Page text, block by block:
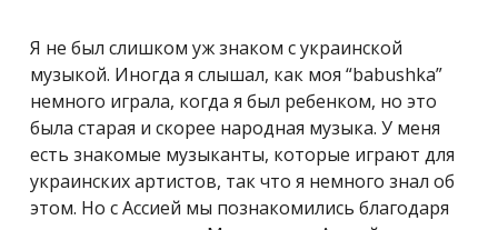
Я не был слишком уж знаком с украинской
музыкой. Иногда я слышал, как моя “babushka”
немного играла, когда я был ребенком, но это
была старая и скорее народная музыка. У меня
есть знакомые музыканты, которые играют для
украинских артистов, так что я немного знал об
этом. Но с Ассией мы познакомились благодаря